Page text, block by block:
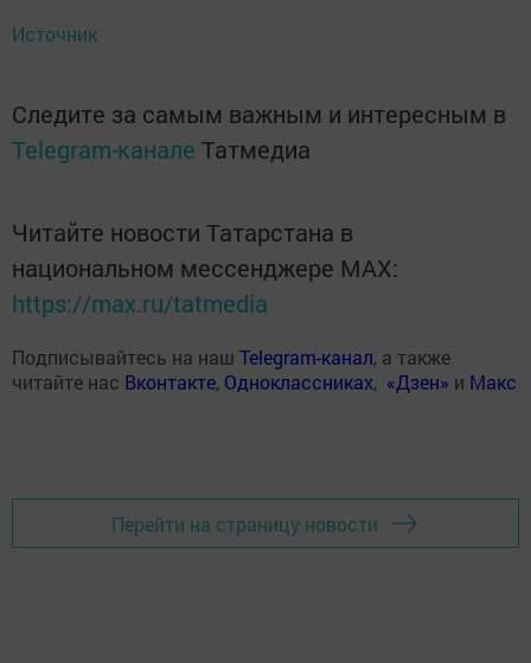
Источник
Следите за самым важным и интересным в
Telegram-канале Татмедиа
Читайте новости Татарстана в
национальном мессенджере MАХ:
https://max.ru/tatmedia
Подписывайтесь на наш Telegram-канал, а также
читайте нас Вконтакте, Одноклассниках, «Дзен» и Макс
Перейти на страницу новости